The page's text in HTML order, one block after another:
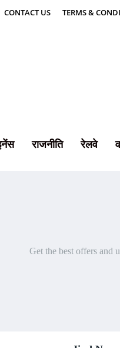
CONTACT US TERMS &
राजनीति रेलवे
Get the best offers and